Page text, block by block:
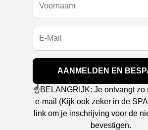
AANMELDEN EN
☝️BELANGRIJK: Je ontvangt zo
e-mail (Kijk ook zeker in de
link om je inschrijving voor de
bevestigen.